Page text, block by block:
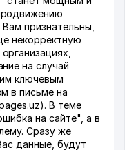
признательны,
некорректную
на случай
ключевым
в письме на
В теме
на сайте", а в
Сразу же
данные, будут